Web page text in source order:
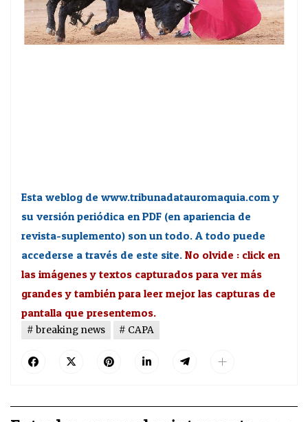
Esta weblog de www.tribunadatauromaquia.com y
su versión periódica en PDF (en apariencia de
revista-suplemento) son un todo. A todo puede
accederse a través de este site. No olvide : click en
las imágenes y textos capturados para ver más
grandes y también para leer mejor las capturas de
pantalla que presentemos.
breaking news CAPA